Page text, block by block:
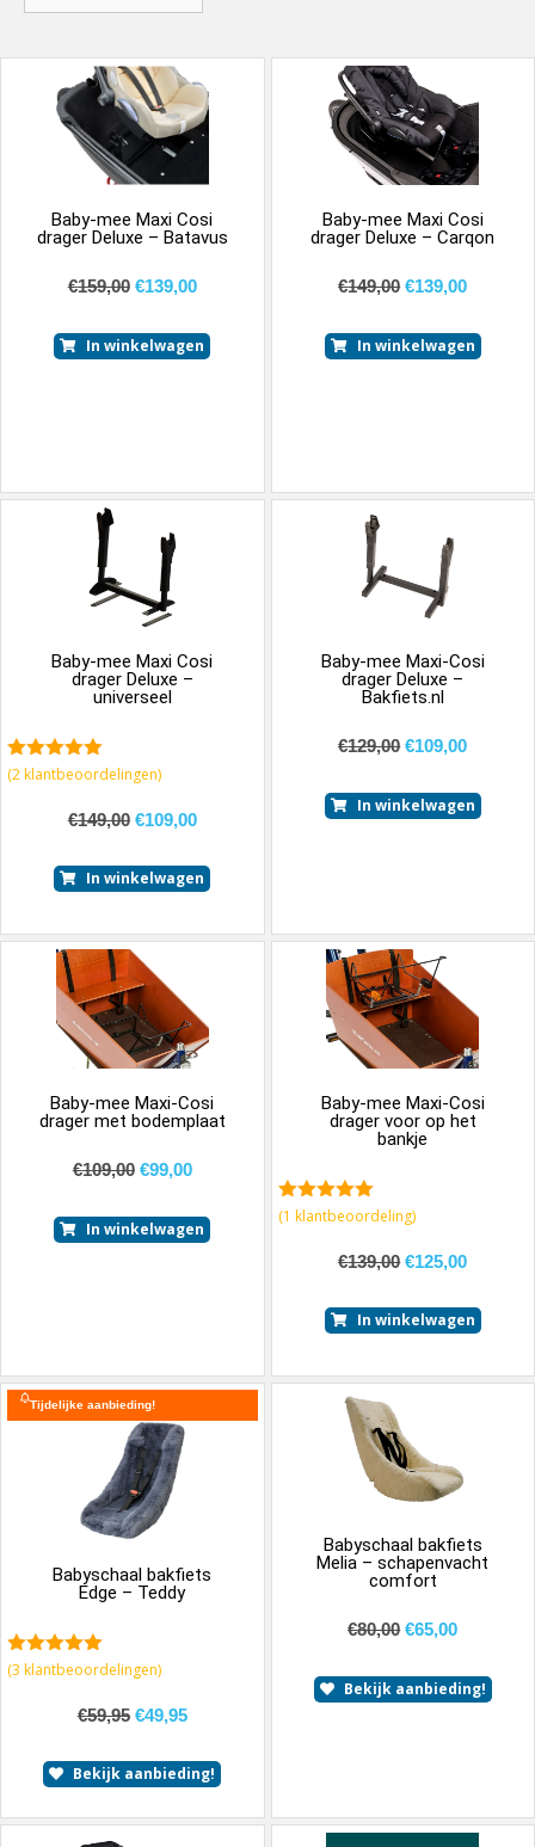
Baby-mee Maxi Cosi
drager Deluxe – Batavus
€159,00 €139,00
In winkelwagen
Baby-mee Maxi Cosi
drager Deluxe – Carqon
€149,00 €139,00
In winkelwagen
Baby-mee Maxi Cosi
drager Deluxe –
universeel
5.00van 5
(2klantbeoordelingen)
€149,00 €109,00
In winkelwagen
Baby-mee Maxi-Cosi
drager Deluxe –
Bakfiets.nl
€129,00 €109,00
In winkelwagen
Baby-mee Maxi-Cosi
drager met bodemplaat
€109,00 €99,00
In winkelwagen
Baby-mee Maxi-Cosi
drager voor op het
bankje
5.00van 5
(1 klantbeoordeling)
€139,00 €125,00
In winkelwagen
Tijdelijke aanbieding!
Babyschaal bakfiets
Edge – Teddy
5.00van 5
(3 klantbeoordelingen)
€59,95 €49,95
Bekijk aanbieding!
Babyschaal bakfiets
Melia – schapenvacht
comfort
€80,00 €65,00
Bekijk aanbieding!